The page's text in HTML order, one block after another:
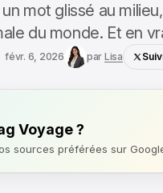
mot glissé au
du monde. Et en
févr. 6, 2026 par Lisa
Voyage ?
sources préférées sur